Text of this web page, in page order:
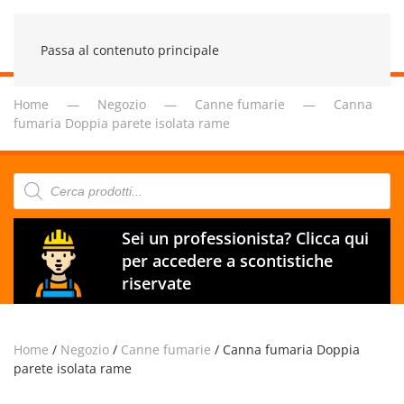
Passa al contenuto principale
Home Negozio Canne fumarie
Canna
fumaria Doppia parete isolata rame
Products
search
Sei un professionista? Clicca qui
per accedere a scontistiche
riservate
Home / Negozio / Canne fumarie / Canna fumaria Doppia
parete isolata rame